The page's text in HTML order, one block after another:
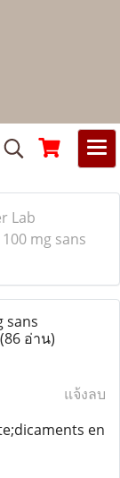
Lab
mg sans
sans
(86 อ่าน)
แจ้งลบ
en